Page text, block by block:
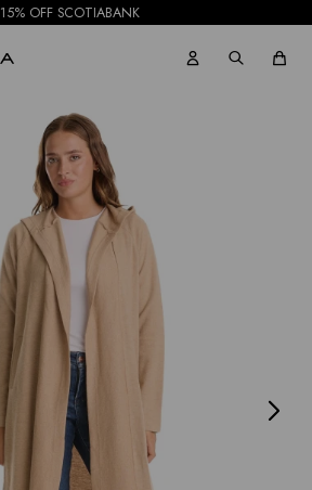
15% OFF SCOTIABANK
NOTIFICARME